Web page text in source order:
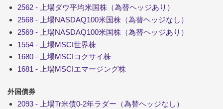
2562 - 上場ダウ平均米国株（為替ヘッジあり）
2568 - 上場NASDAQ100米国株（為替ヘッジなし）
2569 - 上場NASDAQ100米国株（為替ヘッジあり）
1554 - 上場MSCI世界株
1680 - 上場MSCIコクサイ株
1681 - 上場MSCIエマージング株
外国債券
2093 - 上場Tr米債0-2年ラダー（為替ヘッジなし）